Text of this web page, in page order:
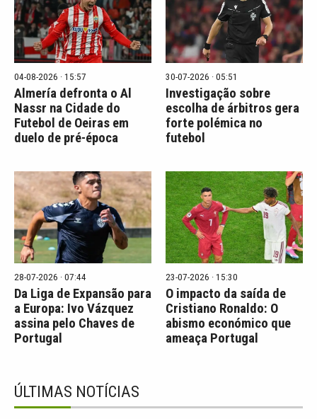
04-08-2026 · 15:57
Almería defronta o Al
Nassr na Cidade do
Futebol de Oeiras em
duelo de pré-época
30-07-2026 · 05:51
Investigação sobre
escolha de árbitros gera
forte polémica no
futebol
28-07-2026 · 07:44
Da Liga de Expansão para
a Europa: Ivo Vázquez
assina pelo Chaves de
Portugal
23-07-2026 · 15:30
O impacto da saída de
Cristiano Ronaldo: O
abismo económico que
ameaça Portugal
ÚLTIMAS NOTÍCIAS